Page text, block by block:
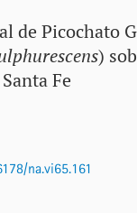
de Picochato
)
Fe
na.vi65.161